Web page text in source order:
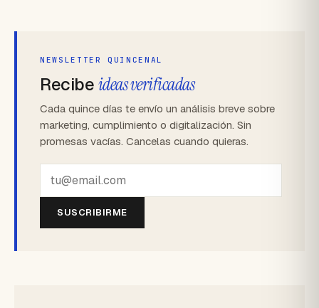
NEWSLETTER QUINCENAL
Recibeideas verificadas
Cada quince días te envío un análisis breve sobre
marketing, cumplimiento o digitalización. Sin
promesas vacías. Cancelas cuando quieras.
SUSCRIBIRME